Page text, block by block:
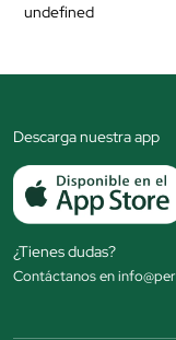
undefined
Descarga nuestra app
¿Tienes dudas?
Contáctanos en